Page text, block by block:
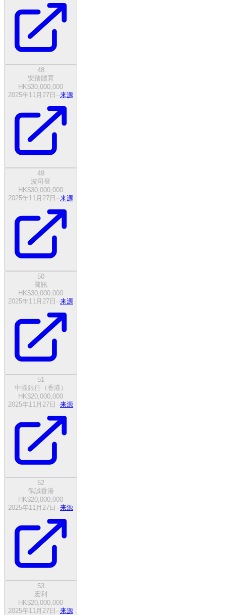
48
安踏體育
HK$30,000,000
2025年11月27日 ··来源
49
波司登
HK$30,000,000
2025年11月27日 ··来源
50
騰訊
HK$30,000,000
2025年11月27日 ··来源
51
中國銀行（香港）
HK$20,000,000
2025年11月27日 ··来源
52
保誠香港
HK$20,000,000
2025年11月27日 ··来源
53
宏利
HK$20,000,000
2025年11月27日 ··来源